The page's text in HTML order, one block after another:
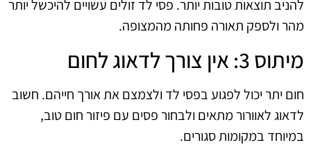
להניב תוצאות טובות יותר. פסי לד זולים עשויים להיכשל יותר
מהר ולספק תאורה פחותה מהמצופה.
מיתוס 3: אין צורך לדאוג לחום
חום יתר יכול לפגוע בפסי לד ולצמצם את אורך חייהם. חשוב
לדאוג לאוורור מתאים ולבחור פסים עם פיזור חום טוב,
במיוחד במקומות סגורים.